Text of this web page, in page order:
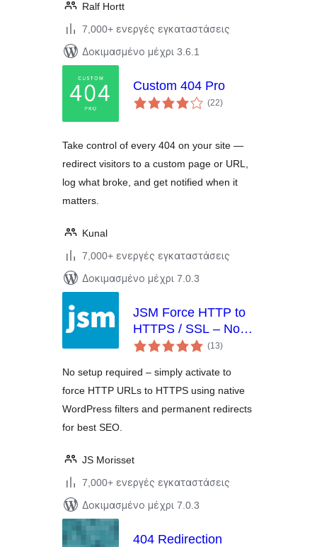
Ralf Hortt
7,000+ ενεργές εγκαταστάσεις
Δοκιμασμένο μέχρι 3.6.1
Custom 404 Pro
(22αξιολογήσεις
σύνολο
)
Take control of every 404 on your site —
redirect visitors to a custom page or URL,
log what broke, and get notified when it
matters.
Kunal
7,000+ ενεργές εγκαταστάσεις
Δοκιμασμένο μέχρι 7.0.3
JSM Force HTTP to
HTTPS / SSL – No
Setup, Fast and
(13αξιολογήσεις
σύνολο
)
No setup required – simply activate to
force HTTP URLs to HTTPS using native
WordPress filters and permanent redirects
for best SEO.
JS Morisset
7,000+ ενεργές εγκαταστάσεις
Δοκιμασμένο μέχρι 7.0.3
404 Redirection